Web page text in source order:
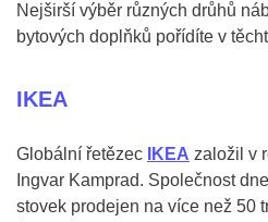
Nejširší výběr různých drůhů
bytových doplňků pořídíte v
IKEA
Globální řetězec IKEA založil v
Ingvar Kamprad. Společnost
stovek prodejen na více než 50